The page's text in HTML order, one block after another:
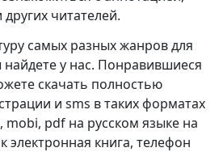
читателей.
самых разных жанров для
найдете у нас. Понравившиеся
скачать полностью
и sms в таких форматах
mobi, pdf на русском языке на
электронная книга, телефон